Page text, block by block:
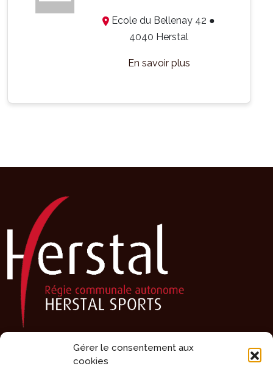
Gérer le consentement aux
cookies
Ecole du Bellenay 42 ●
4040 Herstal
En savoir plus
Présentation